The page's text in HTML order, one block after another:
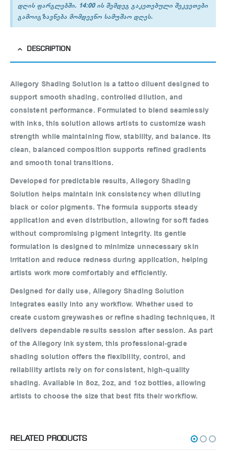
დღის ფარგლებში. 14:00 ის შემდეგ გაკეთებული შეკვეთები
გამოიგზავნება მომდევნო სამუშაო დღეს.
DESCRIPTION
Allegory Shading Solution is a tattoo diluent designed to
support smooth shading, controlled dilution, and
consistent performance. Formulated to blend seamlessly
with inks, this solution allows artists to customize wash
strength while maintaining flow, stability, and balance. Its
clean, balanced composition supports refined gradients
and smooth tonal transitions.
Developed for predictable results, Allegory Shading
Solution helps maintain ink consistency when diluting
black or color pigments. The formula supports steady
application and even distribution, allowing for soft fades
without compromising pigment integrity. Its gentle
formulation is designed to minimize unnecessary skin
irritation and reduce redness during application, helping
artists work more comfortably and efficiently.
Designed for daily use, Allegory Shading Solution
integrates easily into any workflow. Whether used to
create custom greywashes or refine shading techniques, it
delivers dependable results session after session. As part
of the Allegory ink system, this professional-grade
shading solution offers the flexibility, control, and
reliability artists rely on for consistent, high-quality
shading. Available in 8oz, 2oz, and 1oz bottles, allowing
artists to choose the size that best fits their workflow.
RELATED PRODUCTS